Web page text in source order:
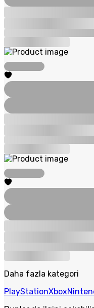
Daha fazla kategori
PlayStationXbox